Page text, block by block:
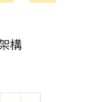
構